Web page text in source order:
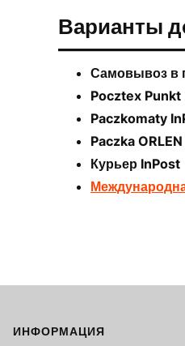
Варианты
Самовывоз в
Pocztex Punkt
Paczkomaty
Paczka ORLEN
Курьер InPost
Footer menu
ИНФОРМАЦИЯ